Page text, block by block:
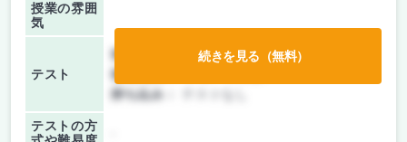
授業の雰囲
気
テスト
前期/中間：
レポートのみ
後期/期末：
持ち込み：
テストの方
続きを見る（無料）